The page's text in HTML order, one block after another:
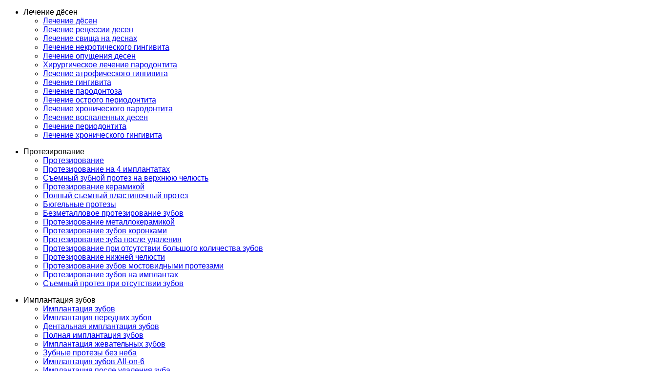
Лечение дёсен
Лечение дёсен
Лечение рецессии десен
Лечение свища на деснах
Лечение некротического гингивита
Лечение опущения десен
Хирургическое лечение пародонтита
Лечение атрофического гингивита
Лечение гингивита
Лечение пародонтоза
Лечение острого периодонтита
Лечение хронического пародонтита
Лечение воспаленных десен
Лечение периодонтита
Лечение хронического гингивита
Протезирование
Протезирование
Протезирование на 4 имплантатах
Съемный зубной протез на верхнюю челюсть
Протезирование керамикой
Полный съемный пластиночный протез
Бюгельные протезы
Безметалловое протезирование зубов
Протезирование металлокерамикой
Протезирование зубов коронками
Протезирование зуба после удаления
Протезирование при отсутствии большого количества зубов
Протезирование нижней челюсти
Протезирование зубов мостовидными протезами
Протезирование зубов на имплантах
Съемный протез при отсутствии зубов
Имплантация зубов
Имплантация зубов
Имплантация передних зубов
Дентальная имплантация зубов
Полная имплантация зубов
Имплантация жевательных зубов
Зубные протезы без неба
Имплантация зубов All-on-6